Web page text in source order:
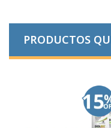
PRODUCTOS